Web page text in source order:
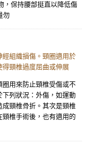
，保持腰部挺直以降低傷
勿
組織損傷。頸圈適用於
頸椎過度屈曲或伸展
用來防止頸椎受傷或不
列狀況：外傷，如運動
頸椎骨折。其次是頸椎
椎手術後，也有適用的